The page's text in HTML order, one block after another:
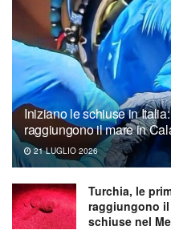
Iniziano le schiuse in
raggiungono il mare in
21 LUGLIO 2026
Turchia, le
raggiungono
schiuse nel